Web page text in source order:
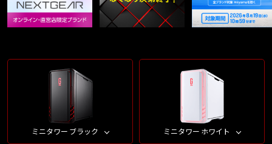
ミニタワー ブラック ミニタワー ホワイト